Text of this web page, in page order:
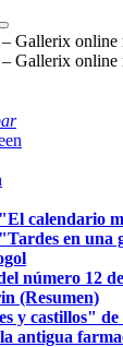
calendario
en
número 12
(Resumen)
y castillos"
la antigua